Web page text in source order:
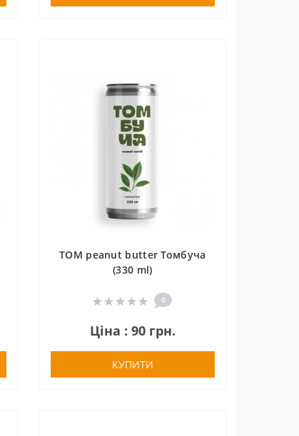
TOM peanut butter Томбуча
(330 ml)
0
Ціна : 90 грн.
КУПИТИ